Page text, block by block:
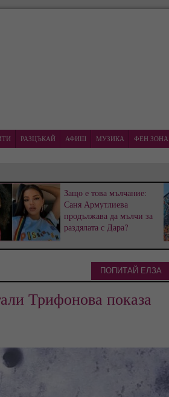
РАЗЦЪКАЙ АФИШ МУЗИКА ФЕН ЗОНА
Защо е това мълчание:
Саня Армутлиева
продължава да мълчи за
раздялата с Дара?
Трифонова показа
ПОПИТАЙ ЕЛЗА